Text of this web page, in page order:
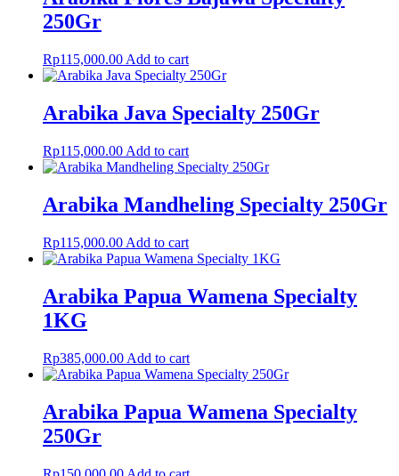
250Gr
Rp115,000.00 Add to cart
Arabika Java Specialty 250Gr
Rp115,000.00 Add to cart
Arabika Mandheling Specialty 250Gr
Rp115,000.00 Add to cart
Arabika Papua Wamena Specialty
1KG
Rp385,000.00 Add to cart
Arabika Papua Wamena Specialty
250Gr